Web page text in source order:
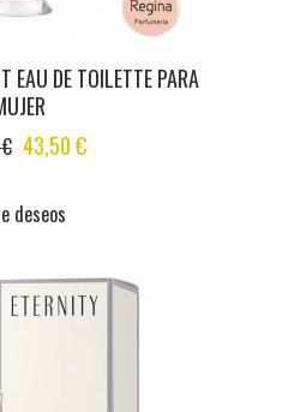
EAU DE TOILETTE PARA
€ ORIGINAL
WAS:
46,50 €.
43,50€CURRENT
deseos